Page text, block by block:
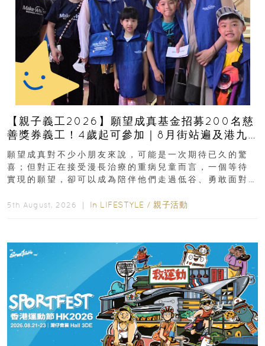
【親子義工2026】願望成真基金招募200名慈
善獎券義工！4歲起可參加｜8月街站遍及港九
新界
願望成真對不少小朋友來說，可能是一次期待已久的驚
喜；但對正在接受漫長治療的重病兒童而言，一個等待
實現的願望，卻可以成為陪伴他們走過低谷、勇敢面對
5th August, 2026 ｜ In LIFESTYLE / 親子活動